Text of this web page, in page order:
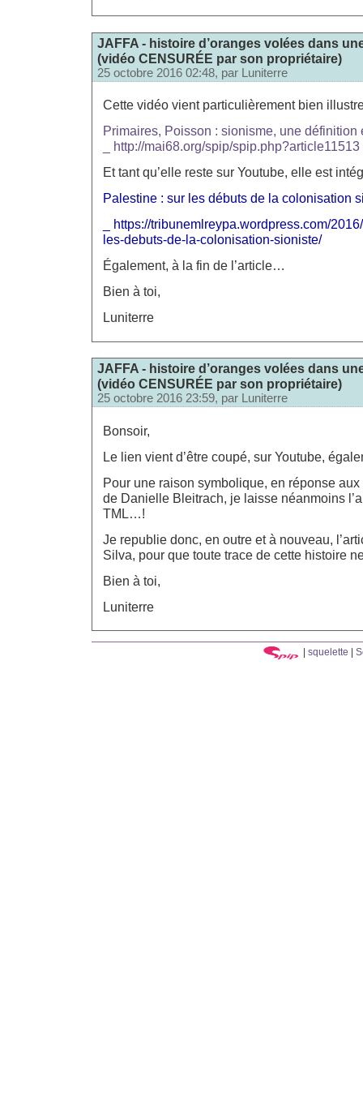
JAFFA - histoire d’oranges volées dans
(vidéo CENSURÉE par son propriétaire)
25 octobre 2016 02:48, par Luniterre
Cette vidéo vient particulièrement bien
Primaires, Poisson : sionisme, une
_ http://mai68.org/spip/spip.php?article11513
Et tant qu’elle reste sur Youtube, elle est
Palestine : sur les débuts de la colonisation
_ https://tribunemlreypa.wordpress.com/
les-debuts-de-la-colonisation-sioniste/
Également, à la fin de l’article…
Bien à toi,
Luniterre
JAFFA - histoire d’oranges volées dans
(vidéo CENSURÉE par son propriétaire)
25 octobre 2016 23:59, par Luniterre
Bonsoir,
Le lien vient d’être coupé, sur Youtube,
Pour une raison symbolique, en réponse
de Danielle Bleitrach, je laisse néanmoins
TML…!
Je republie donc, en outre et à nouveau,
Silva, pour que toute trace de cette histoire
Bien à toi,
Luniterre
| squelette |